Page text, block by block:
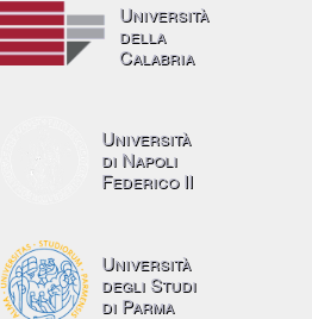
Università
della
Calabria
Università
di Napoli
Federico II
Università
degli Studi
di Parma